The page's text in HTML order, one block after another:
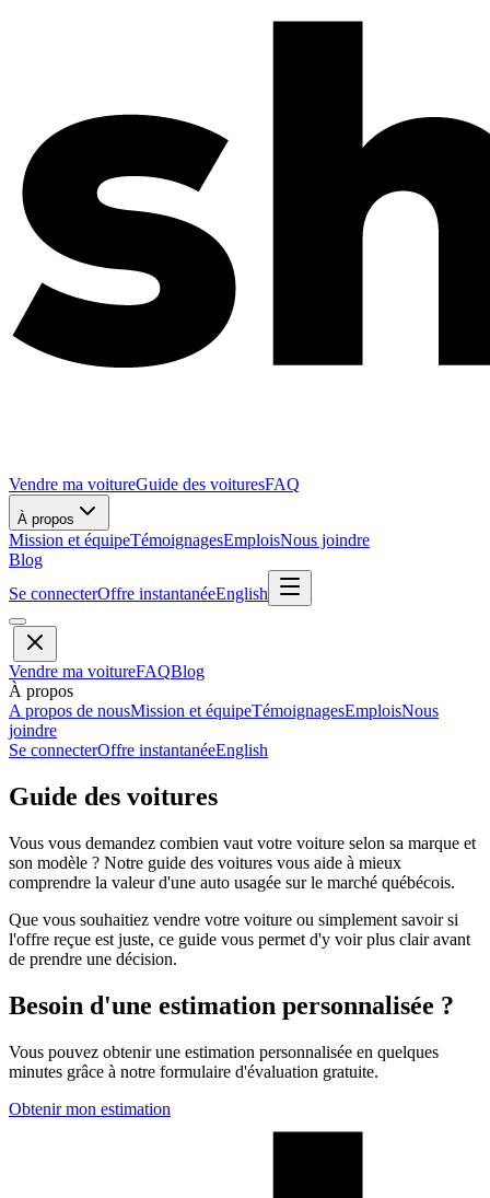
Vendre ma voitureGuide des voituresFAQ
À propos
Mission et équipeTémoignagesEmploisNous joindre
Blog
Se connecterOffre instantanéeEnglish
Vendre ma voitureFAQBlog
À propos
A propos de nousMission et équipeTémoignagesEmploisNous
joindre
Se connecterOffre instantanéeEnglish
Guide des voitures
Vous vous demandez combien vaut votre voiture selon sa marque et
son modèle ? Notre guide des voitures vous aide à mieux
comprendre la valeur d'une auto usagée sur le marché québécois.
Que vous souhaitiez vendre votre voiture ou simplement savoir si
l'offre reçue est juste, ce guide vous permet d'y voir plus clair avant
de prendre une décision.
Besoin d'une estimation personnalisée ?
Vous pouvez obtenir une estimation personnalisée en quelques
minutes grâce à notre formulaire d'évaluation gratuite.
Obtenir mon estimation